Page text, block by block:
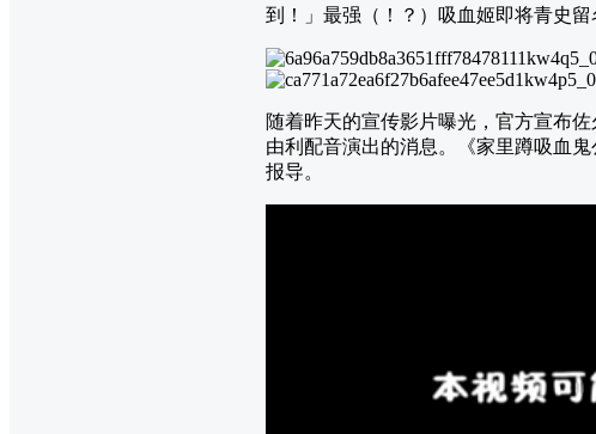
到！」最强（！？）吸血姬即将青史
随着昨天的宣传影片曝光，官方宣布
由利配音演出的消息。《家里蹲吸血
报导。